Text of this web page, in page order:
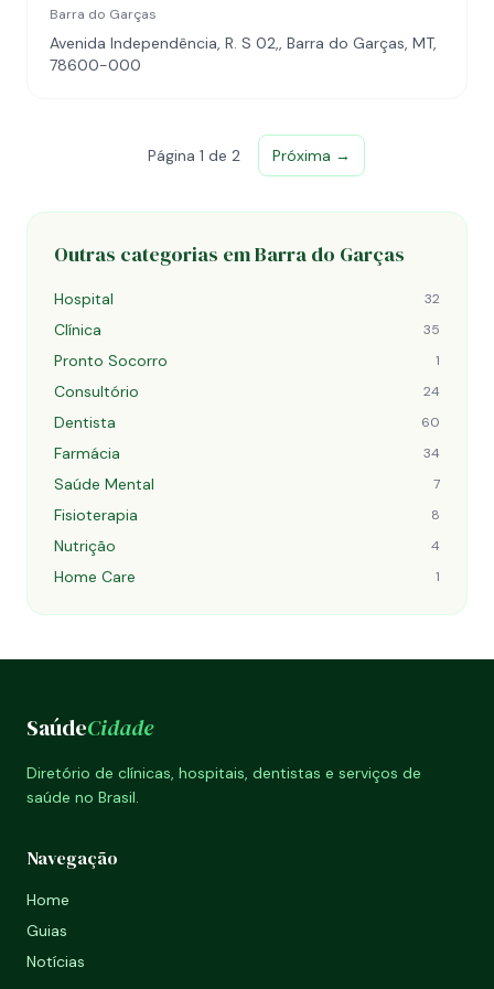
Barra do Garças
Avenida Independência, R. S 02,, Barra do Garças, MT,
78600-000
Página 1 de 2 Próxima →
Outras categorias em Barra do Garças
Hospital 32
Clínica 35
Pronto Socorro 1
Consultório 24
Dentista 60
Farmácia 34
Saúde Mental 7
Fisioterapia 8
Nutrição 4
Home Care 1
SaúdeCidade
Diretório de clínicas, hospitais, dentistas e serviços de
saúde no Brasil.
Navegação
Home
Guias
Notícias